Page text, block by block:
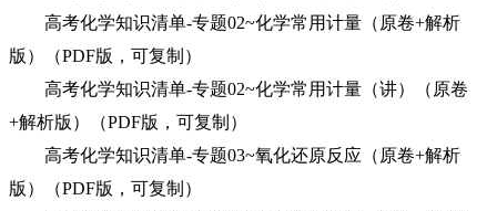
高考化学知识清单-专题02~化学常用计量（原卷+解析
版）（PDF版，可复制）
高考化学知识清单-专题02~化学常用计量（讲）（原卷
+解析版）（PDF版，可复制）
高考化学知识清单-专题03~氧化还原反应（原卷+解析
版）（PDF版，可复制）